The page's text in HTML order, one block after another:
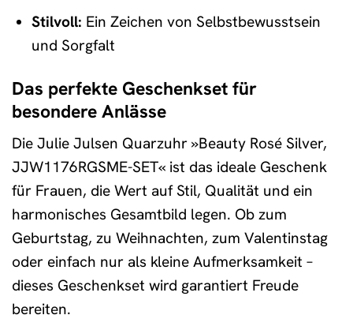
Stilvoll: Ein Zeichen von Selbstbewusstsein
und Sorgfalt
Das perfekte Geschenkset für
besondere Anlässe
Die Julie Julsen Quarzuhr »Beauty Rosé Silver,
JJW1176RGSME-SET« ist das ideale Geschenk
für Frauen, die Wert auf Stil, Qualität und ein
harmonisches Gesamtbild legen. Ob zum
Geburtstag, zu Weihnachten, zum Valentinstag
oder einfach nur als kleine Aufmerksamkeit –
dieses Geschenkset wird garantiert Freude
bereiten.